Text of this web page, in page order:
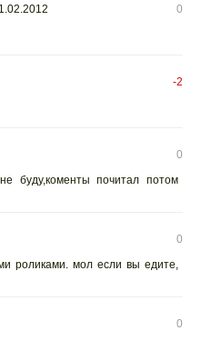
0
-2
0
буду,коменты почитал потом
0
роликами. мол если вы едите,
0